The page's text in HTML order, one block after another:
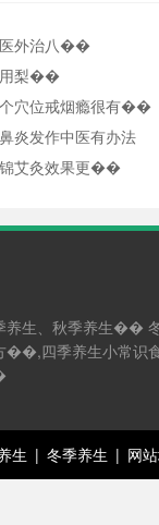
外治八��
用梨��
穴位戒烟瘾很有��
炎发作中医有办法
艾灸效果更��
养生、秋季养生��
��,四季养生小常识
生 | 冬季养生 | 网